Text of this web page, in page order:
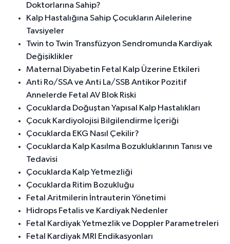
Doktorlarına Sahip?
Kalp Hastalığına Sahip Çocukların Ailelerine
Tavsiyeler
Twin to Twin Transfüzyon Sendromunda Kardiyak
Değişiklikler
Maternal Diyabetin Fetal Kalp Üzerine Etkileri
Anti Ro/SSA ve Anti La/SSB Antikor Pozitif
Annelerde Fetal AV Blok Riski
Çocuklarda Doğuştan Yapısal Kalp Hastalıkları
Çocuk Kardiyolojisi Bilgilendirme İçeriği
Çocuklarda EKG Nasıl Çekilir?
Çocuklarda Kalp Kasılma Bozukluklarının Tanısı ve
Tedavisi
Çocuklarda Kalp Yetmezliği
Çocuklarda Ritim Bozukluğu
Fetal Aritmilerin İntrauterin Yönetimi
Hidrops Fetalis ve Kardiyak Nedenler
Fetal Kardiyak Yetmezlik ve Doppler Parametreleri
Fetal Kardiyak MRI Endikasyonları